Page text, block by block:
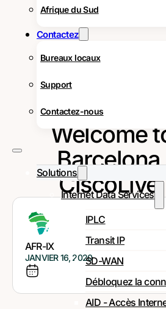
Afrique du Sud
Contactez
Bureaux locaux
Support
Contactez-nous
Solutions
Internet Data Services
IPLC
Transit IP
SD-WAN
Débloquez la
AID - Accès
Welcome
CiscoLive!
AFR-IX
JANVIER 16, 2020